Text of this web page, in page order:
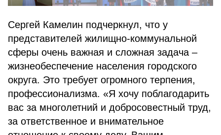
Сергей Камелин подчеркнул, что у
представителей жилищно-коммунальной
сферы очень важная и сложная задача –
жизнеобеспечение населения городского
округа. Это требует огромного терпения,
профессионализма. «Я хочу поблагодарить
вас за многолетний и добросовестный труд,
за ответственное и внимательное